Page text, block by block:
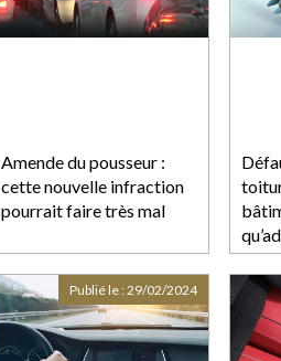
Amende du pousseur :
cette nouvelle infraction
pourrait faire très mal
Publié le :29/02/2024